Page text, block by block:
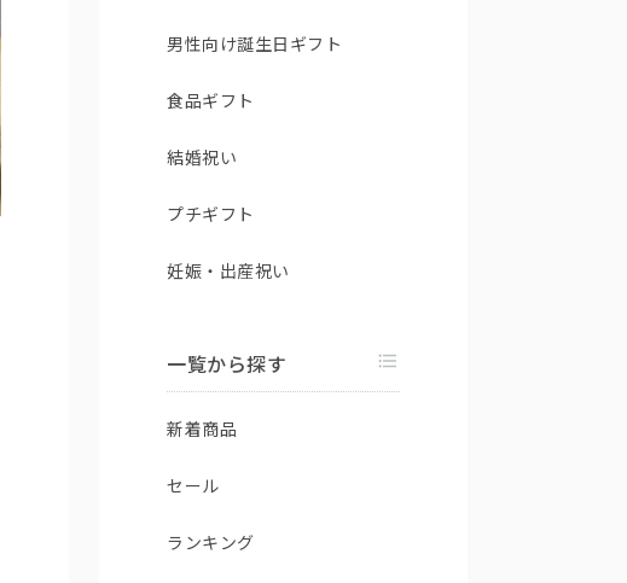
男性向け誕生日ギフト
食品ギフト
結婚祝い
プチギフト
妊娠・出産祝い
一覧から探す
新着商品
セール
ランキング